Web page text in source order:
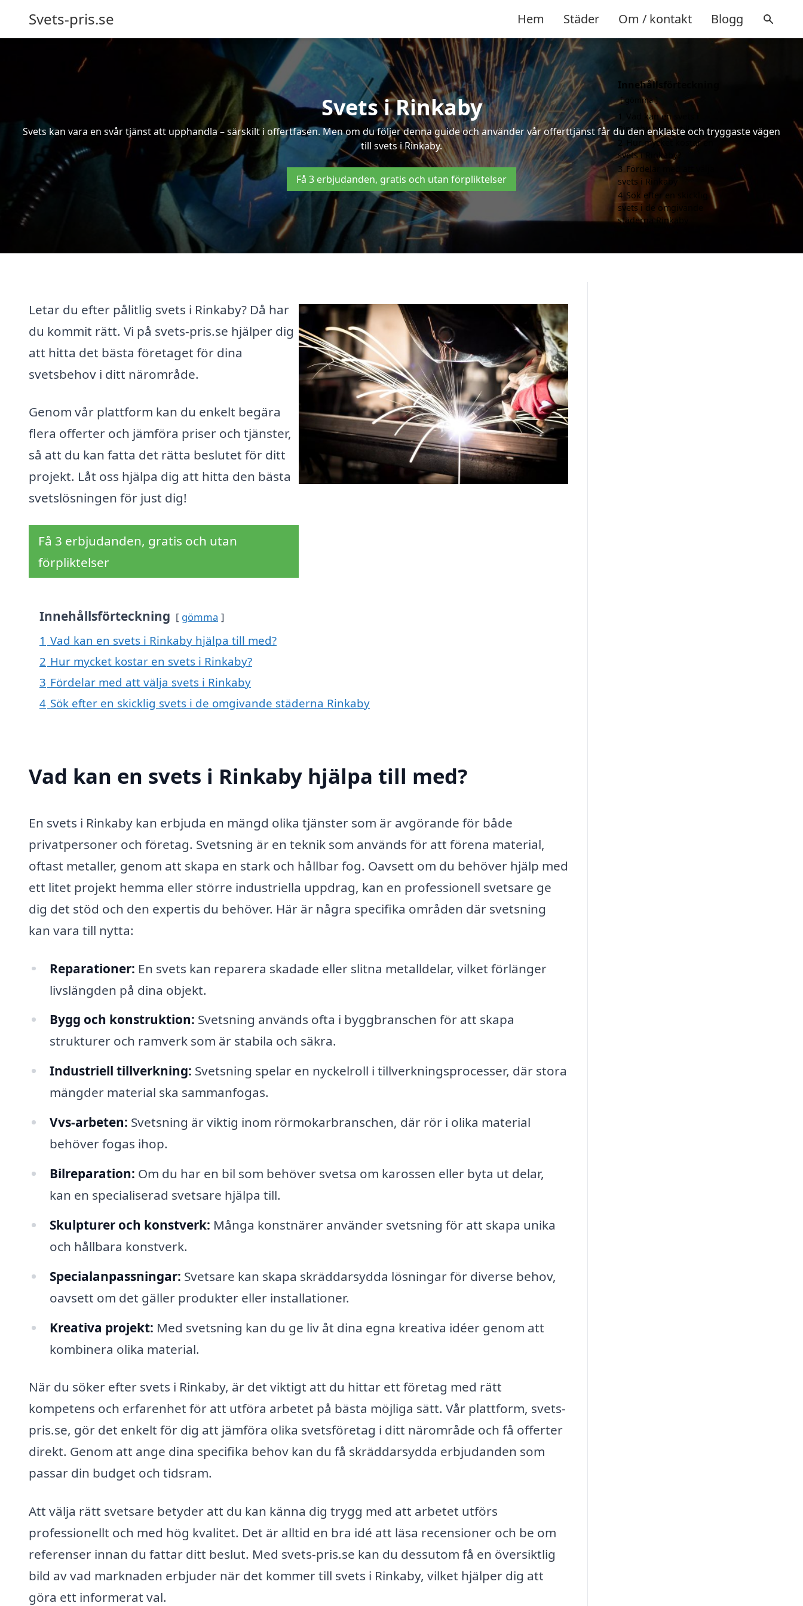
Svets-pris.se Hem Städer Om / kontakt Blogg
Svets i Rinkaby
Svets kan vara en svår tjänst att upphandla – särskilt i offertfasen. Men om du följer denna guide och använder vår offerttjänst får du den enklaste och tryggaste vägen
till svets i Rinkaby.
Få 3 erbjudanden, gratis och utan förpliktelser
Letar du efter pålitlig svets i Rinkaby? Då har
du kommit rätt. Vi på svets-pris.se hjälper dig
att hitta det bästa företaget för dina
svetsbehov i ditt närområde.
Genom vår plattform kan du enkelt begära
flera offerter och jämföra priser och tjänster,
så att du kan fatta det rätta beslutet för ditt
projekt. Låt oss hjälpa dig att hitta den bästa
svetslösningen för just dig!
Få 3 erbjudanden, gratis och utan
förpliktelser
Innehållsförteckning gömma
1 Vad kan en svets i Rinkaby hjälpa till med?
2 Hur mycket kostar en svets i Rinkaby?
3 Fördelar med att välja svets i Rinkaby
4 Sök efter en skicklig svets i de omgivande städerna Rinkaby
Vad kan en svets i Rinkaby hjälpa till med?
En svets i Rinkaby kan erbjuda en mängd olika tjänster som är avgörande för både
privatpersoner och företag. Svetsning är en teknik som används för att förena material,
oftast metaller, genom att skapa en stark och hållbar fog. Oavsett om du behöver hjälp med
ett litet projekt hemma eller större industriella uppdrag, kan en professionell svetsare ge
dig det stöd och den expertis du behöver. Här är några specifika områden där svetsning
kan vara till nytta:
Reparationer: En svets kan reparera skadade eller slitna metalldelar, vilket förlänger
livslängden på dina objekt.
Bygg och konstruktion: Svetsning används ofta i byggbranschen för att skapa
strukturer och ramverk som är stabila och säkra.
Industriell tillverkning: Svetsning spelar en nyckelroll i tillverkningsprocesser, där stora
mängder material ska sammanfogas.
Vvs-arbeten: Svetsning är viktig inom rörmokarbranschen, där rör i olika material
behöver fogas ihop.
Bilreparation: Om du har en bil som behöver svetsa om karossen eller byta ut delar,
kan en specialiserad svetsare hjälpa till.
Skulpturer och konstverk: Många konstnärer använder svetsning för att skapa unika
och hållbara konstverk.
Specialanpassningar: Svetsare kan skapa skräddarsydda lösningar för diverse behov,
oavsett om det gäller produkter eller installationer.
Kreativa projekt: Med svetsning kan du ge liv åt dina egna kreativa idéer genom att
kombinera olika material.
När du söker efter svets i Rinkaby, är det viktigt att du hittar ett företag med rätt
kompetens och erfarenhet för att utföra arbetet på bästa möjliga sätt. Vår plattform, svets-
pris.se, gör det enkelt för dig att jämföra olika svetsföretag i ditt närområde och få offerter
direkt. Genom att ange dina specifika behov kan du få skräddarsydda erbjudanden som
passar din budget och tidsram.
Att välja rätt svetsare betyder att du kan känna dig trygg med att arbetet utförs
professionellt och med hög kvalitet. Det är alltid en bra idé att läsa recensioner och be om
referenser innan du fattar ditt beslut. Med svets-pris.se kan du dessutom få en översiktlig
bild av vad marknaden erbjuder när det kommer till svets i Rinkaby, vilket hjälper dig att
göra ett informerat val.
Innehållsförteckning
gömma
Vad kan en svets i
Rinkaby hjälpa till med?
Hur mycket kostar en
svets i Rinkaby?
3 Fördelar med att välja
svets i Rinkaby
4 Sök efter en skicklig
svets i de omgivande
städerna Rinkaby